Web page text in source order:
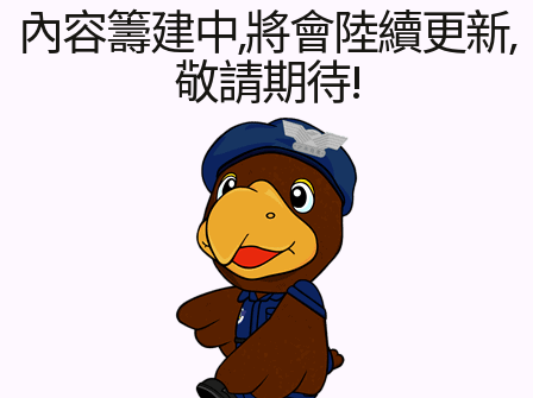
內容籌建中,將會陸續更新,
敬請期待!